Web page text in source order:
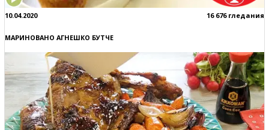
10.04.2020 16 676 гледания
МАРИНОВАНО АГНЕШКО БУТЧЕ